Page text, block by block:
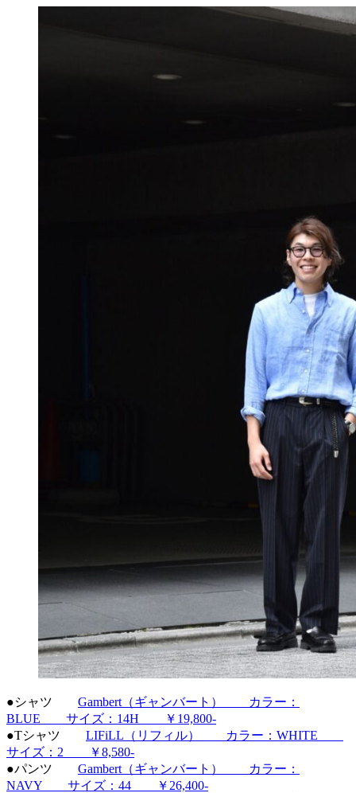
●シャツ Gambert（ギャンバート） カラー：
BLUE サイズ：14H ￥19,800-
●Tシャツ LIFiLL（リフィル） カラー：WHITE
サイズ：2 ￥8,580-
●パンツ Gambert（ギャンバート） カラー：
NAVY サイズ：44 ￥26,400-